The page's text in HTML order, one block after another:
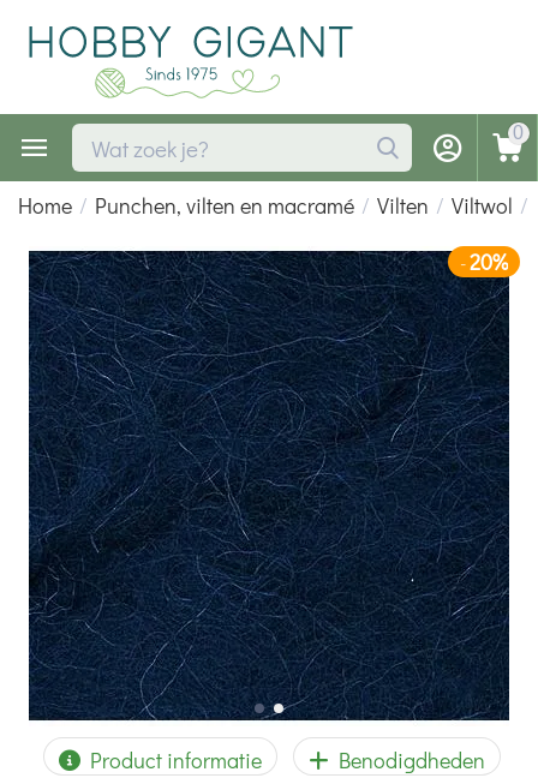
0
Home / Punchen, vilten en macramé / Vilten / Viltwol /
-20%
Product informatie Benodigdheden